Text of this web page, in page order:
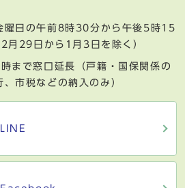
日の午前8時30分から午後5時15
月29日から1月3日を除く）
まで窓口延長（戸籍・国保関係の
市税などの納入のみ）